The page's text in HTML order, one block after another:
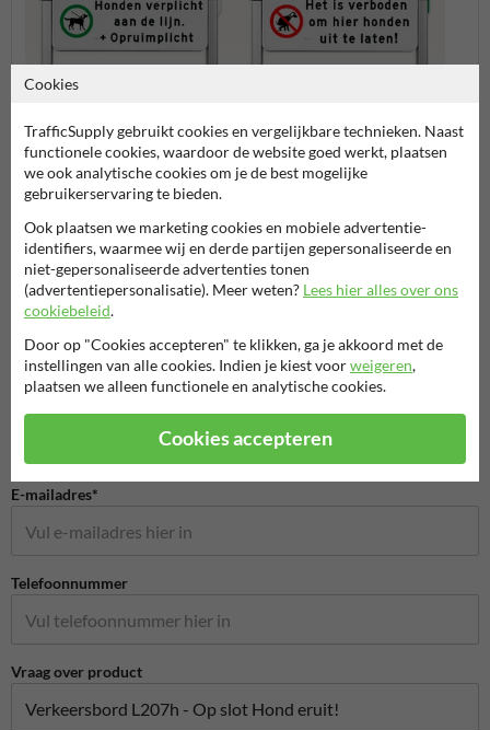
Hondenuitlaatplaatsen
Stel je vraag aan Hondenpoepbord.nl
Naam*
E-mailadres*
Telefoonnummer
Vraag over product
Cookies
TrafficSupply gebruikt cookies en vergelijkbare technieken. Naast
functionele cookies, waardoor de website goed werkt, plaatsen
we ook analytische cookies om je de best mogelijke
gebruikerservaring te bieden.
Ook plaatsen we marketing cookies en mobiele advertentie-
identifiers, waarmee wij en derde partijen gepersonaliseerde en
niet-gepersonaliseerde advertenties tonen
(advertentiepersonalisatie). Meer weten? Lees hier alles over ons
cookiebeleid.
Door op "Cookies accepteren" te klikken, ga je akkoord met de
instellingen van alle cookies. Indien je kiest voorweigeren,
plaatsen we alleen functionele en analytische cookies.
Cookies accepteren